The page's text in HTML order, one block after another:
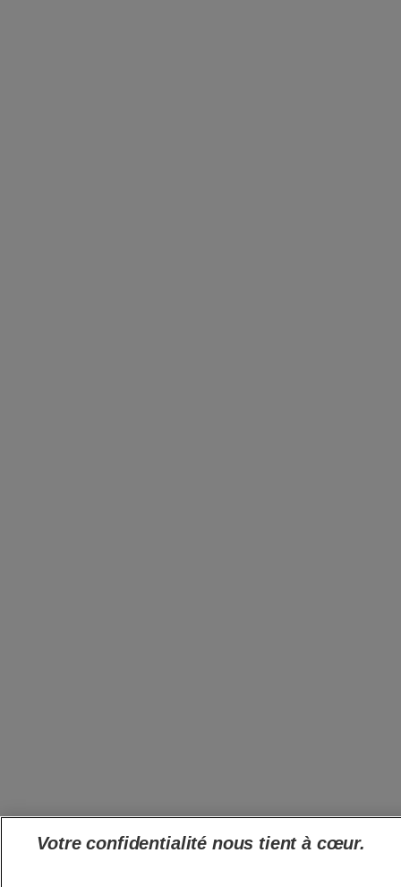
Votre confidentialité nous tient à cœur.